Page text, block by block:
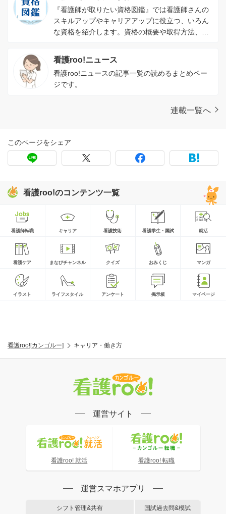
『看護師が取りたい資格図鑑』では看護師さんの
スキルアップやキャリアアップに役立つ、いろん
な資格を紹介します。資格の概要や取得方法、資
看護roo!ニュース
看護roo!ニュースの記事一覧の読めるまとめペー
ジです。
連載一覧へ
このページをシェア
看護roo!のコンテンツ一覧
看護師転職 キャリア 看護技術 看護学生・国試 就活
看護ケア まなびチャンネル クイズ おみくじ マンガ
イラスト ライフスタイル アンケート 掲示板 マイページ
看護roo![カンゴルー] キャリア・働き方
運営サイト
看護roo! 就活 看護roo! 転職
運営スマホアプリ
シフト管理&共有 国試過去問&模試